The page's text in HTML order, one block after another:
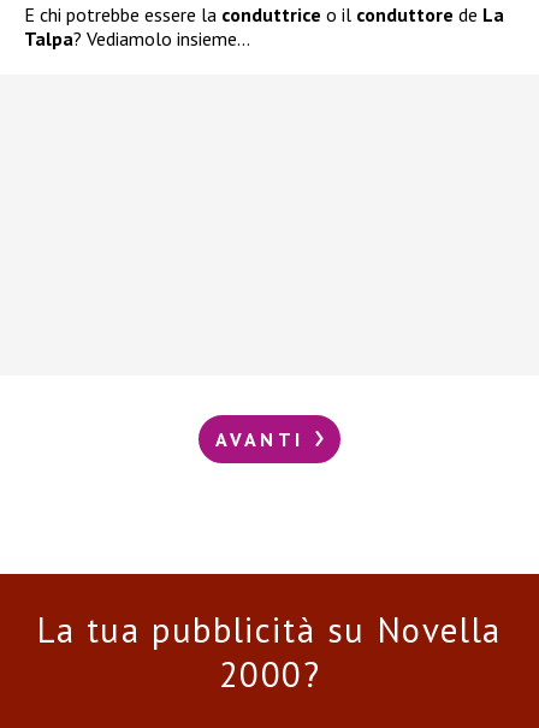
E chi potrebbe essere la conduttrice o il conduttore de La
Talpa? Vediamolo insieme…
AVANTI
La tua pubblicità su Novella
2000?